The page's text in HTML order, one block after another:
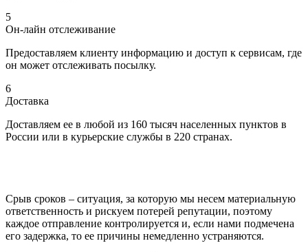
5
Он-лайн отслеживание
Предоставляем клиенту информацию и доступ к сервисам, где
он может отслеживать посылку.
6
Доставка
Доставляем ее в любой из 160 тысяч населенных пунктов в
России или в курьерские службы в 220 странах.
Срыв сроков – ситуация, за которую мы несем материальную
ответственность и рискуем потерей репутации, поэтому
каждое отправление контролируется и, если нами подмечена
его задержка, то ее причины немедленно устраняются.